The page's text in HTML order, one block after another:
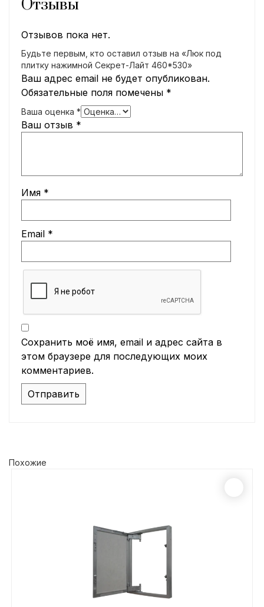
Отзывы
Отзывов пока нет.
Будьте первым, кто оставил отзыв на «Люк под
плитку нажимной Секрет-Лайт 460*530»
Ваш адрес email не будет опубликован.
Обязательные поля помечены *
Ваша оценка *
Ваш отзыв *
Имя *
Email *
Сохранить моё имя, email и адрес сайта в
этом браузере для последующих моих
комментариев.
Похожие